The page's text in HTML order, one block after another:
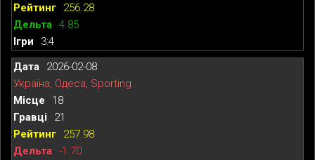
256.28
4.85
3:4
2026-02-08
Україна, Одеса, Sporting
18
21
257.98
-1.70